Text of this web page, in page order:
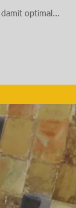
damit optimal...